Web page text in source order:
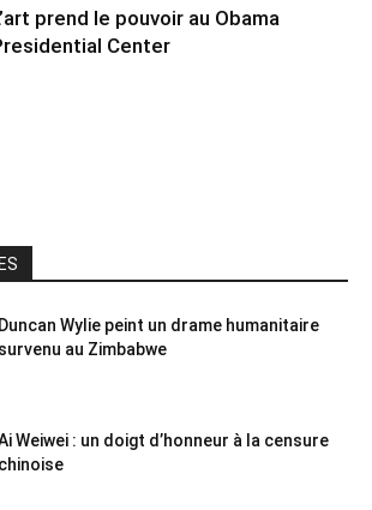
prend le pouvoir au Obama
Center
Duncan Wylie peint un drame humanitaire
survenu au Zimbabwe
Weiwei : un doigt d’honneur à la censure
chinoise